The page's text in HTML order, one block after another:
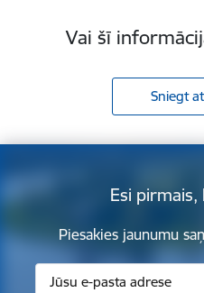
Vai šī
Sniegt
Esi
Piesakies jaunumu